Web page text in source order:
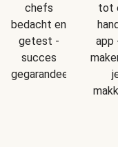
chefs
bedacht en
getest -
succes
gegarandeerd!
tot
app